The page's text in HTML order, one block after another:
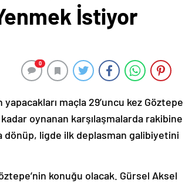
İstiyor
0
yapacakları maçla 29’uncu kez Göztepe
oynanan karşılaşmalarda rakibine
dönüp, ligde ilk deplasman galibiyetini
konuğu olacak. Gürsel Aksel